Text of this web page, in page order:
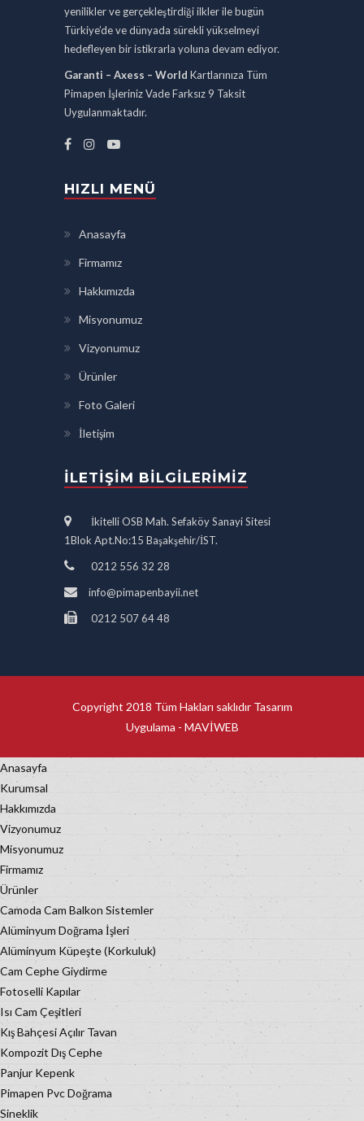
yenilikler ve gerçekleştirdiği ilkler ile bugün
Türkiye’de ve dünyada sürekli yükselmeyi
hedefleyen bir istikrarla yoluna devam ediyor.
Garanti – Axess – World Kartlarınıza Tüm
Pimapen İşleriniz Vade Farksız 9 Taksit
Uygulanmaktadır.
HIZLI MENÜ
Anasayfa
Firmamız
Hakkımızda
Misyonumuz
Vizyonumuz
Ürünler
Foto Galeri
İletişim
İLETIŞIM BILGILERIMIZ
İkitelli OSB Mah. Sefaköy Sanayi Sitesi
1Blok Apt.No:15 Başakşehir/İST.
0212 556 32 28
info@pimapenbayii.net
0212 507 64 48
Copyright 2018 Tüm Hakları saklıdır Tasarım
Uygulama - MAVİWEB
Anasayfa
Kurumsal
Hakkımızda
Vizyonumuz
Misyonumuz
Firmamız
Ürünler
Camoda Cam Balkon Sistemler
Alüminyum Doğrama İşleri
Alüminyum Küpeşte (Korkuluk)
Cam Cephe Giydirme
Fotoselli Kapılar
Isı Cam Çeşitleri
Kış Bahçesi Açılır Tavan
Kompozit Dış Cephe
Panjur Kepenk
Pimapen Pvc Doğrama
Sineklik